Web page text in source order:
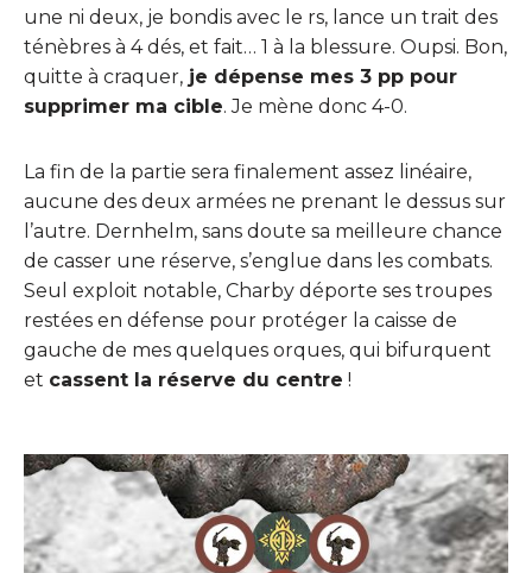
une ni deux, je bondis avec le rs, lance un trait des
ténèbres à 4 dés, et fait… 1 à la blessure. Oupsi. Bon,
quitte à craquer, je dépense mes 3 pp pour
supprimer ma cible. Je mène donc 4-0.
La fin de la partie sera finalement assez linéaire,
aucune des deux armées ne prenant le dessus sur
l’autre. Dernhelm, sans doute sa meilleure chance
de casser une réserve, s’englue dans les combats.
Seul exploit notable, Charby déporte ses troupes
restées en défense pour protéger la caisse de
gauche de mes quelques orques, qui bifurquent
et cassent la réserve du centre !